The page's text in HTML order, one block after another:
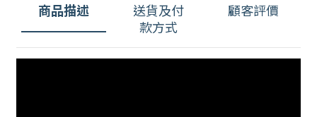
商品描述
送貨及付
款方式
顧客評價